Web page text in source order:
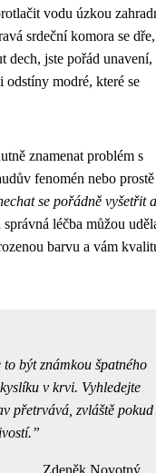
vodu úzkou
srdeční komora se dře,
dech, jste pořád unavení,
odstíny modré, které se
znamenat problém s
fenomén nebo prostě
se pořádně vyšetřit a
léčba můžou
barvu a vám
být známkou špatného
v krvi. Vyhledejte
přetrvává, zvláště pokud